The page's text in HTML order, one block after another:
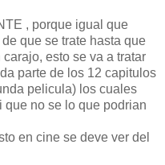
, porque igual que
que se trate hasta que
esto se va a tratar
parte de los 12 capitulos
pelicula) los cuales
que no se lo que podrian
en cine se deve ver del